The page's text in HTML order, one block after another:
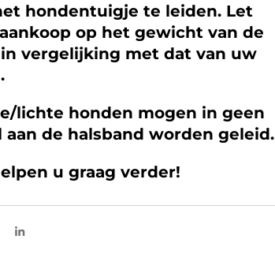
hondentuigje te leiden. Let
op het gewicht van de
vergelijking met dat van uw
lichte honden mogen in geen
aan de halsband worden geleid.
u graag verder!
S